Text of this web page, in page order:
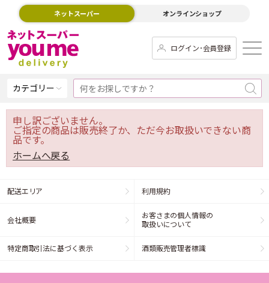
ネットスーパー オンラインショップ
ログイン･会員登録
カテゴリー
申し訳ございません。
ご指定の商品は販売終了か、ただ今お取扱いできない商
品です。
ホームへ戻る
配送エリア 利用規約
会社概要
お客さまの個人情報の
取扱いについて
特定商取引法に基づく表示 酒類販売管理者標識